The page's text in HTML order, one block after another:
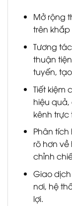
Mở rộng
trên
Tương
thuận
tuyến,
Tiết kiệm
hiệu
kênh trực
Phân tích
rõ hơn
chỉnh
Giao
nơi, hệ
lợi.